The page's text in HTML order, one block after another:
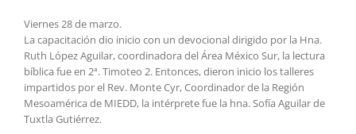
Viernes 28 de marzo.
La capacitación dio inicio con un devocional dirigido por la Hna.
Ruth López Aguilar, coordinadora del Área México Sur, la lectura
bíblica fue en 2ª. Timoteo 2. Entonces, dieron inicio los talleres
impartidos por el Rev. Monte Cyr, Coordinador de la Región
Mesoamérica de MIEDD, la intérprete fue la hna. Sofía Aguilar de
Tuxtla Gutiérrez.